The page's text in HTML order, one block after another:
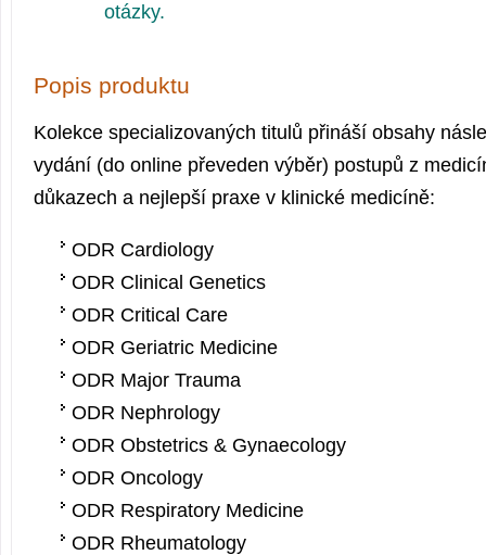
otázky.
Popis produktu
Kolekce specializovaných titulů přináší obsahy
vydání (do online převeden výběr) postupů z
důkazech a nejlepší praxe v klinické medicíně:
ODR Cardiology
ODR Clinical Genetics
ODR Critical Care
ODR Geriatric Medicine
ODR Major Trauma
ODR Nephrology
ODR Obstetrics & Gynaecology
ODR Oncology
ODR Respiratory Medicine
ODR Rheumatology